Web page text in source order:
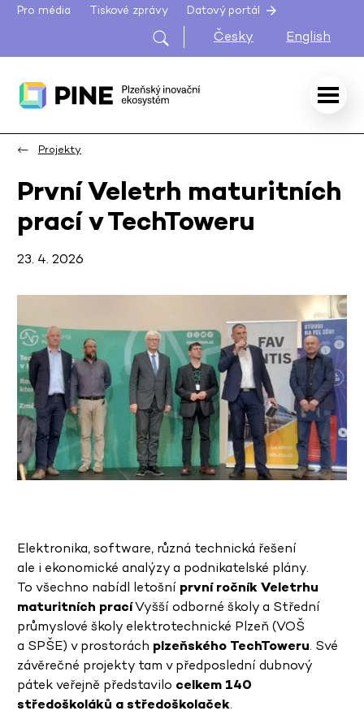
Pro média Tiskové zprávy Datový portál
Česky English
Projekty
První Veletrh maturitních
prací v TechToweru
23. 4. 2026
Elektronika, software, různá technická řešení
ale i ekonomické analýzy a podnikatelské plány.
To všechno nabídl letošní první ročník Veletrhu
maturitních pracíVyšší odborné školy a Střední
průmyslové školy elektrotechnické Plzeň (VOŠ
a SPŠE) v prostorách plzeňského TechToweru. Své
závěrečné projekty tam v předposlední dubnový
pátek veřejně představilo celkem 140
středoškoláků a středoškolaček.